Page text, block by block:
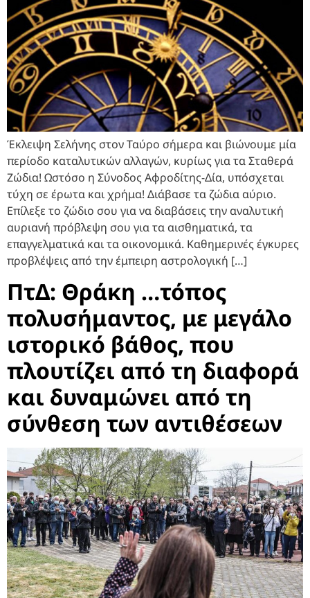
Έκλειψη Σελήνης στον Ταύρο σήμερα και βιώνουμε μία
περίοδο καταλυτικών αλλαγών, κυρίως για τα Σταθερά
Ζώδια! Ωστόσο η Σύνοδος Αφροδίτης-Δία, υπόσχεται
τύχη σε έρωτα και χρήμα! Διάβασε τα ζώδια αύριο.
Επίλεξε το ζώδιο σου για να διαβάσεις την αναλυτική
αυριανή πρόβλεψη σου για τα αισθηματικά, τα
επαγγελματικά και τα οικονομικά. Καθημερινές έγκυρες
προβλέψεις από την έμπειρη αστρολογική […]
ΠτΔ: Θράκη …τόπος
πολυσήμαντος, με μεγάλο
ιστορικό βάθος, που
πλουτίζει από τη διαφορά
και δυναμώνει από τη
σύνθεση των αντιθέσεων